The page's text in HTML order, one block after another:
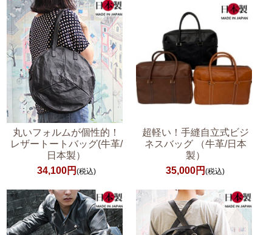
丸いフォルムが個性的！
レザートートバッグ(牛革/
日本製）
34,100円 (税込)
超軽い！手縫自立式ビジ
ネスバッグ （牛革/日本
製）
35,000円(税込)